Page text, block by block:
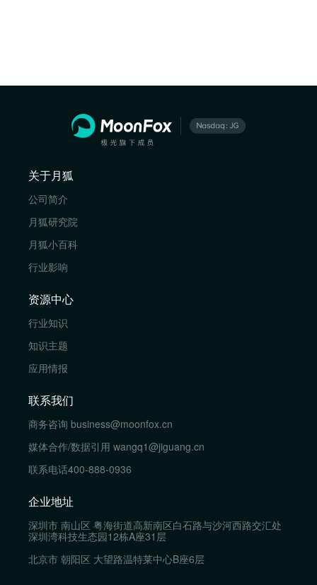
关于月狐
公司简介
月狐研究院
月狐小百科
行业影响
资源中心
行业知识
知识主题
应用情报
联系我们
商务咨询 business@moonfox.cn
媒体合作/数据引用 wangq1@jiguang.cn
联系电话400-888-0936
企业地址
深圳市 南山区 粤海街道高新南区白石路与沙河西路交汇处
深圳湾科技生态园12栋A座31层
北京市 朝阳区 大望路温特莱中心B座6层